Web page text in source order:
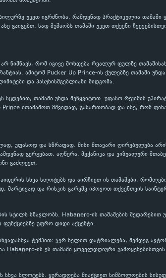
უკეთ იგრძნობა, რამდენად პრაქტიკულია
გაიგებთ, სად მუშაობს თამაში უკეთ თქვენი
ნიშნავს, რომ იგივე მოხდება რეალურ ფულზე
ამიტომ Pucker Up Prince-ის ქულებზე თამაში
და პასუხისმგებლიანი მიდგომა.
თამაში უნდა შეწყვიტოთ. უფასო რეჟიმის
ითამაშოთ მშვიდად, გასართობად და ისე, რომ
უფასოდ და სწრაფად. მისი მთავარი ღირებულება
გერგებათ. აღწერა, მექანიკა და ვიზუალური
გაძლევთ.
სხვა სლოტებს და აირჩიეთ ის თამაშები,
და რისკის გარეშე იპოვოთ თქვენთვის
სტილს სწავლობს. Habanero-ის თამაშების შედარებით
უფრო დიდი აქცენტი.
ტემპით: ჯერ ხელით დატრიალება, შემდეგ
ის ეს თამაში ყოველდღიური
სლოტებს. ყურადღება მიაქციეთ სიმბოლოების